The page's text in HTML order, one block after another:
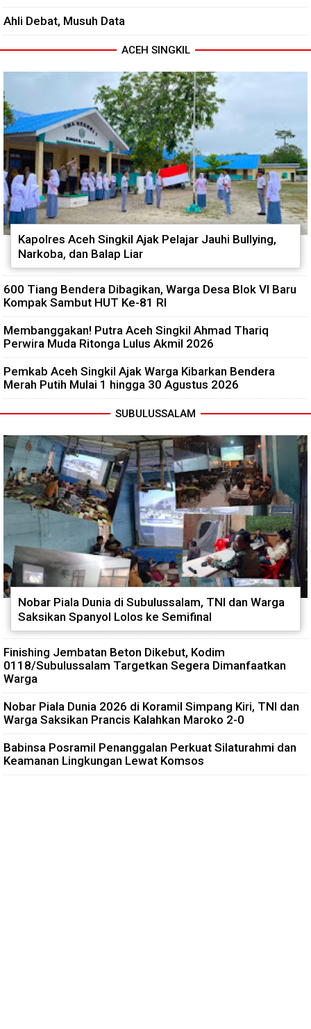
Ahli Debat, Musuh Data
ACEH SINGKIL
Kapolres Aceh Singkil Ajak Pelajar Jauhi Bullying,
Narkoba, dan Balap Liar
600 Tiang Bendera Dibagikan, Warga Desa Blok VI Baru
Kompak Sambut HUT Ke-81 RI
Membanggakan! Putra Aceh Singkil Ahmad Thariq
Perwira Muda Ritonga Lulus Akmil 2026
Pemkab Aceh Singkil Ajak Warga Kibarkan Bendera
Merah Putih Mulai 1 hingga 30 Agustus 2026
SUBULUSSALAM
Nobar Piala Dunia di Subulussalam, TNI dan Warga
Saksikan Spanyol Lolos ke Semifinal
Finishing Jembatan Beton Dikebut, Kodim
0118/Subulussalam Targetkan Segera Dimanfaatkan
Warga
Nobar Piala Dunia 2026 di Koramil Simpang Kiri, TNI dan
Warga Saksikan Prancis Kalahkan Maroko 2-0
Babinsa Posramil Penanggalan Perkuat Silaturahmi dan
Keamanan Lingkungan Lewat Komsos